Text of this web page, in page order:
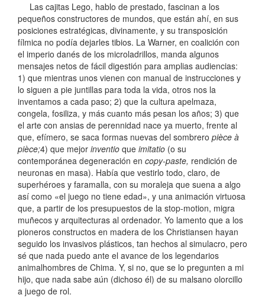
Las cajitas Lego, hablo de prestado, fascinan a los
pequeños constructores de mundos, que están ahí, en sus
posiciones estratégicas, divinamente, y su transposición
fílmica no podía dejarles tibios. La Warner, en coalición con
el imperio danés de los microladrillos, manda algunos
mensajes netos de fácil digestión para amplias audiencias:
1) que mientras unos vienen con manual de instrucciones y
lo siguen a pie juntillas para toda la vida, otros nos la
inventamos a cada paso; 2) que la cultura apelmaza,
congela, fosiliza, y más cuanto más pesan los años; 3) que
el arte con ansias de perennidad nace ya muerto, frente al
que, efímero, se saca formas nuevas del sombrero pièce à
pièce;4) que mejor inventio que imitatio (o su
contemporánea degeneración en copy-paste, rendición de
neuronas en masa). Había que vestirlo todo, claro, de
superhéroes y faramalla, con su moraleja que suena a algo
así como «el juego no tiene edad», y una animación virtuosa
que, a partir de los presupuestos de la stop-motion, migra
muñecos y arquitecturas al ordenador. Yo lamento que a los
pioneros constructos en madera de los Christiansen hayan
seguido los invasivos plásticos, tan hechos al simulacro, pero
sé que nada puedo ante el avance de los legendarios
animalhombres de Chima. Y, si no, que se lo pregunten a mi
hijo, que nada sabe aún (dichoso él) de su malsano olorcillo
a juego de rol.